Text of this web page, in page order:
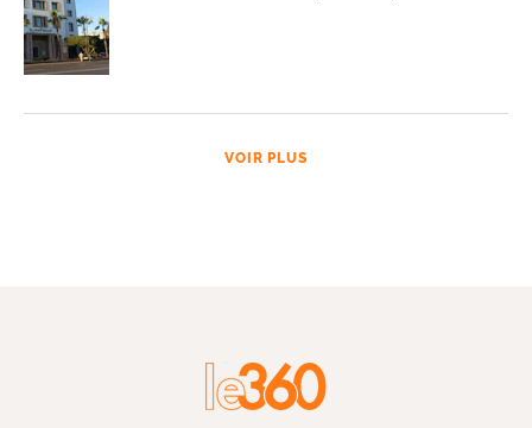
VOIR PLUS